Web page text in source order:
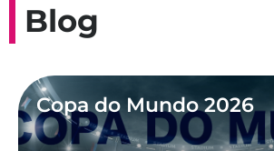
Blog
Copa do Mundo 2026